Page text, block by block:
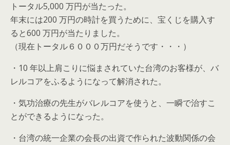
トータル5,000 万円が当たった。
年末には200 万円の時計を買うために、宝くじを購入す
ると600 万円が当たりました。
（現在トータル６０００万円だそうです・・・）
・10 年以上肩こりに悩まされていた台湾のお客様が、バ
レルコアをふるようになって解消された。
・気功治療の先生がバレルコアを使うと、一瞬で治すこ
とができるようになった。
・台湾の統一企業の会長の出資で作られた波動関係の会